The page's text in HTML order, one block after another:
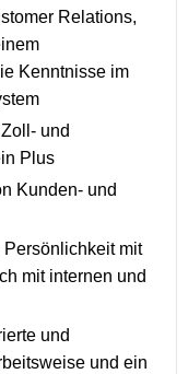
Relations,
Kenntnisse im
und
Plus
Kunden- und
mit
mit internen und
und
und ein